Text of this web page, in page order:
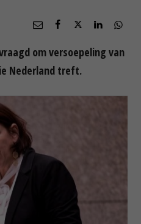
om versoepeling van
Nederland treft.